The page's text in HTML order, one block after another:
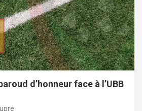
d’honneur face à l’UBB